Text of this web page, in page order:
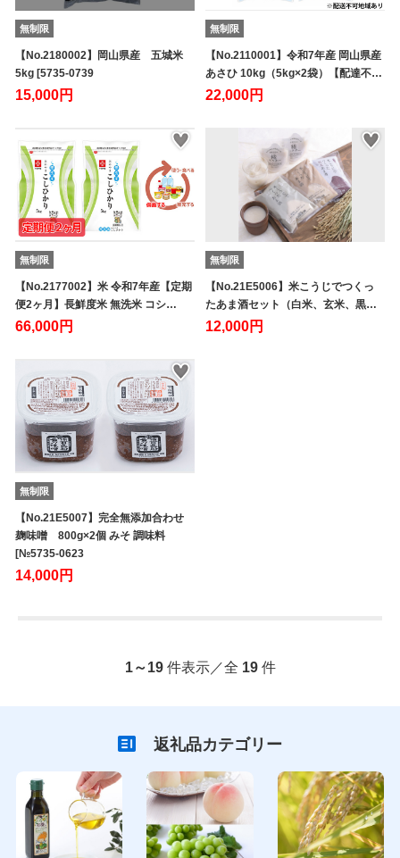
無制限
【No.2180002】岡山県産 五城米
5kg [5735-0739
15,000円
無制限
【No.2110001】令和7年産 岡山県産
あさひ 10kg（5kg×2袋）【配達不…
22,000円
無制限
【No.2177002】米 令和7年産【定期
便2ヶ月】長鮮度米 無洗米 コシ…
66,000円
無制限
【No.21E5006】米こうじでつくっ
たあま酒セット（白米、玄米、黒…
12,000円
無制限
【No.21E5007】完全無添加合わせ
麹味噌 800g×2個 みそ 調味料
[№5735-0623
14,000円
1～19 件表示／全 19 件
返礼品カテゴリー